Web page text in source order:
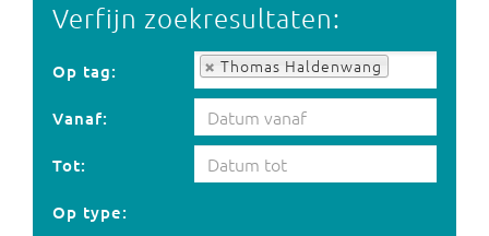
Verfijn zoekresultaten:
Op tag: Thomas Haldenwang
Op tag:
Vanaf:
Tot:
Op type: